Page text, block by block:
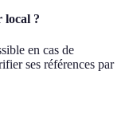
local ?
en cas de
ses références par